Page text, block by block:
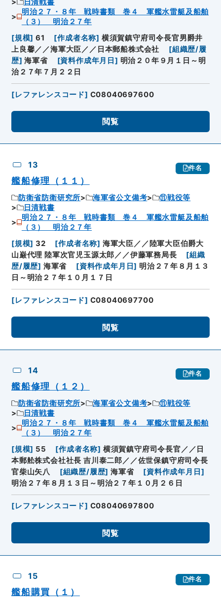
日清戦書
明治２７・８年 戦時書類 巻４ 軍艦水雷艇及船舶
（３） 明治２７年
[規模] 61 [作成者名称] 横須賀鎮守府司令長官男爵井
上良馨／／海軍大臣／／日本郵船株式会社
[組織歴/履
歴] 海軍省 [資料作成年月日] 明治２０年９月１日～明
治２７年７月２２日
[レファレンスコード] C08040697600
閲覧
13 件名
艦船修理（１１）
防衛省防衛研究所 海軍省公文備考
⑪戦役等
日清戦書
明治２７・８年 戦時書類 巻４ 軍艦水雷艇及船舶
（３） 明治２７年
[規模] 32 [作成者名称] 海軍大臣／／陸軍大臣伯爵大
山巌代理 陸軍次官児玉源太郎／／伊藤軍務局長
[組織
歴/履歴] 海軍省 [資料作成年月日] 明治２７年８月１３
日～明治２７年１０月１７日
[レファレンスコード] C08040697700
閲覧
14 件名
艦船修理（１２）
防衛省防衛研究所 海軍省公文備考
⑪戦役等
日清戦書
明治２７・８年 戦時書類 巻４ 軍艦水雷艇及船舶
（３） 明治２７年
[規模] 55 [作成者名称] 横須賀鎮守府司令長官／／日
本郵舩株式会社社長 吉川泰二郎／／佐世保鎮守府司令長
官柴山矢八
[組織歴/履歴] 海軍省 [資料作成年月日 ]
明治２７年８月１３日～明治２７年１０月２６日
[レファレンスコード] C08040697800
閲覧
15 件名
艦船購買（１）